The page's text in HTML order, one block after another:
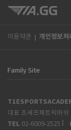
이용약관 개인정보처
대표 조세프패트릭마쉬
TEL 02-6009-2525